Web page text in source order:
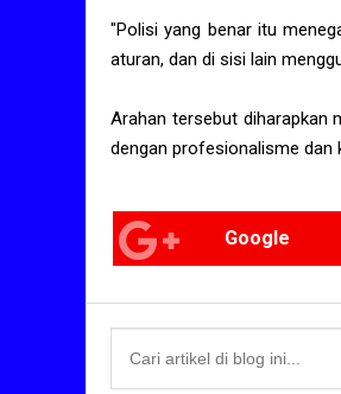
"Polisi yang benar itu
aturan, dan di sisi lain
Arahan tersebut diharapkan
dengan profesionalisme dan
Google